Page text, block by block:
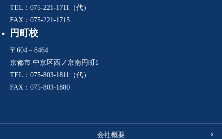
TEL：075-221-1711（代）
FAX：075-221-1715
円町校
〒604－8464
京都市 中京区西ノ京南円町1
TEL：075-803-1811（代）
FAX：075-803-1880
会社概要